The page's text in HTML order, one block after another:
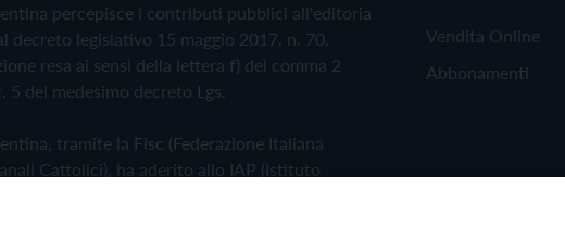
percepisce i contributi pubblici all'editoria
decreto legislativo 15 maggio 2017, n. 70.
resa ai sensi della lettera f) del comma 2
5 del medesimo decreto Lgs.
tramite la Fisc (Federazione Italiana
Cattolici), ha aderito allo IAP (Istituto
Vendita Online
Abbonamenti